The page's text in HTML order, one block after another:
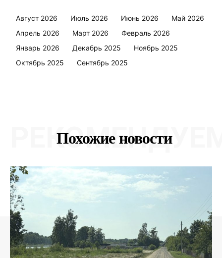
Август 2026 Июль 2026 Июнь 2026
Май 2026
Апрель 2026
Март 2026
Февраль 2026
Январь 2026
Декабрь 2025
Ноябрь 2025
Октябрь 2025
Сентябрь 2025
Похожие новости